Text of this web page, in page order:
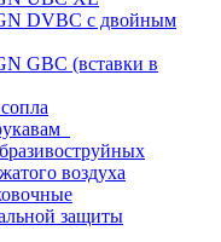
DVBC с двойным
GBC (вставки в
воздуха
защиты